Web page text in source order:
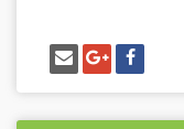
شارك
على
فيسبوك
شارك
على
غوغل
بلس
إرسل
إيميل